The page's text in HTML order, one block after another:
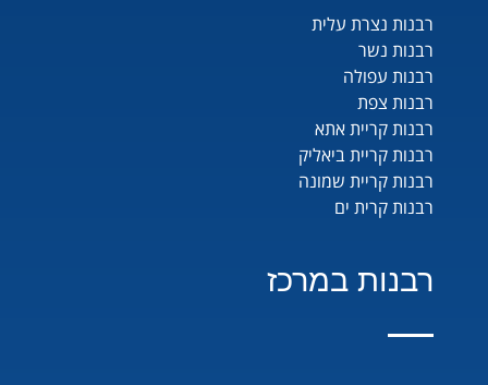
רבנות נצרת עלית
רבנות נשר
רבנות עפולה
רבנות צפת
רבנות קריית אתא
רבנות קריית ביאליק
רבנות קריית שמונה
רבנות קרית ים
רבנות במרכז